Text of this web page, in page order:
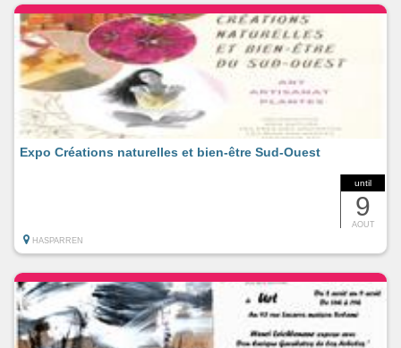
until
9
AOUT
Expo Créations naturelles et bien-être Sud-Ouest
HASPARREN